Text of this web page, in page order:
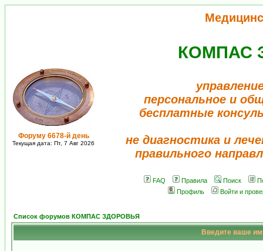
Форуму 6678-й день
Текущая дата: Пт, 7 Авг 2026
КОМПАС
персональное и
бесплатные
не диагностика и
правильного
FAQ Правила Поиск
Профиль
Войти и
Список форумов КОМПАС ЗДОРОВЬЯ
Введите ваше